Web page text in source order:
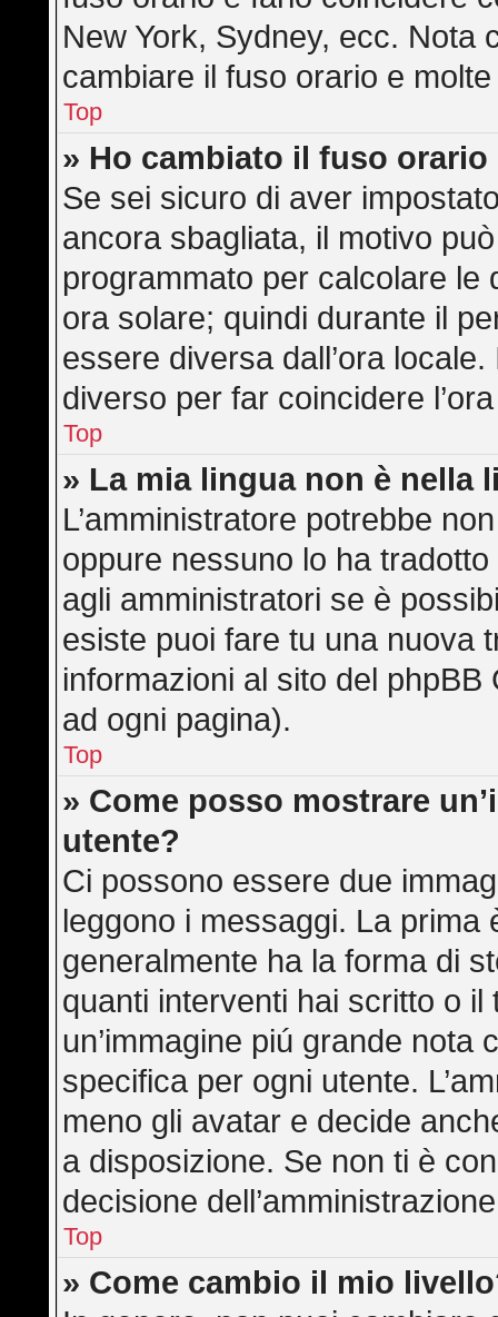
New York, Sydney, ecc. Nota
cambiare il fuso orario e
Top
» Ho cambiato il fuso orario
Se sei sicuro di aver
ancora sbagliata, il motivo
programmato per calcolare le
ora solare; quindi durante il
essere diversa dall’ora
diverso per far coincidere
Top
» La mia lingua non è nella
L’amministratore potrebbe
oppure nessuno lo ha
agli amministratori se è
esiste puoi fare tu una nuova
informazioni al sito del
ad ogni pagina).
Top
» Come posso mostrare
utente?
Ci possono essere due
leggono i messaggi. La prima
generalmente ha la forma di
quanti interventi hai scritto o
un’immagine piú grande
specifica per ogni utente.
meno gli avatar e decide
a disposizione. Se non ti è
decisione
Top
» Come cambio il mio